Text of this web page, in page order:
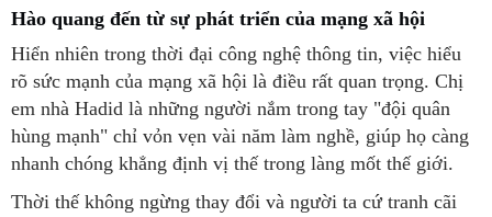
Hào quang đến từ sự phát triển của mạng xã hội
Hiển nhiên trong thời đại công nghệ thông tin, việc hiểu
rõ sức mạnh của mạng xã hội là điều rất quan trọng. Chị
em nhà Hadid là những người nắm trong tay "đội quân
hùng mạnh" chỉ vỏn vẹn vài năm làm nghề, giúp họ càng
nhanh chóng khẳng định vị thế trong làng mốt thế giới.
Thời thế không ngừng thay đổi và người ta cứ tranh cãi